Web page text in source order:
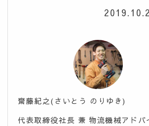
齋藤紀之(さいとう のりゆき)
代表取締役社長 兼 物流機械アドバ